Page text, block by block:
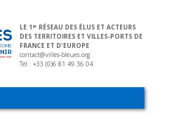
LE 1 ER
RÉSEAU DES ÉLUS ET ACTEURS
DES TERRITOIRES ET VILLES-PORTS DE
FRANCE ET D'EUROPE
contact@villes-bleues.org
Tél : +33 (0)6 81 49 36 04